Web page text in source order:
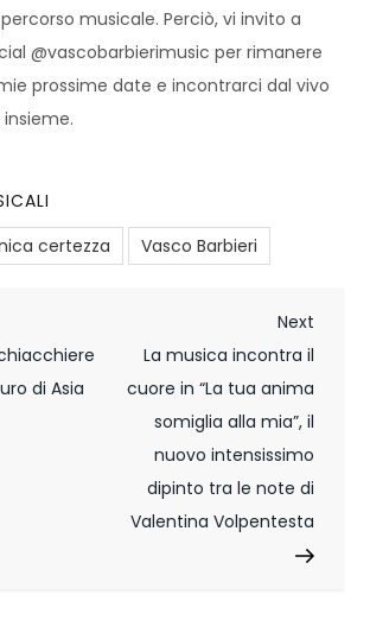
musicale. Perciò, vi invito a
@vascobarbierimusic per rimanere
prossime date e incontrarci dal vivo
certezza Vasco Barbieri
di Asia
Next
Post
Next
La musica incontra il
cuore in “La tua anima
somiglia alla mia”, il
nuovo intensissimo
dipinto tra le note di
Valentina Volpentesta